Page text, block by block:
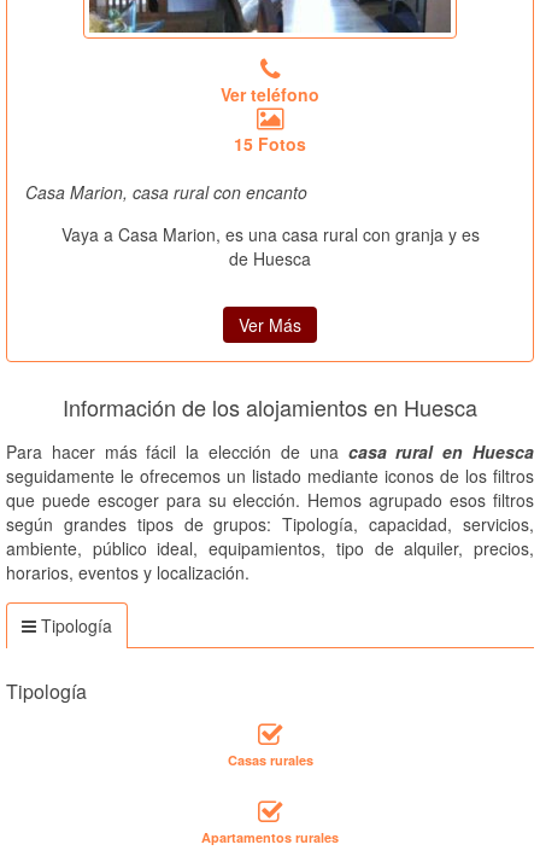
Ver teléfono
15 Fotos
Casa Marion, casa rural con encanto
Vaya a Casa Marion, es una casa rural con granja y es
de Huesca
Ver Más
Información de los alojamientos en Huesca
Para hacer más fácil la elección de una casa rural en Huesca
seguidamente le ofrecemos un listado mediante iconos de los filtros
que puede escoger para su elección. Hemos agrupado esos filtros
según grandes tipos de grupos: Tipología, capacidad, servicios,
ambiente, público ideal, equipamientos, tipo de alquiler, precios,
horarios, eventos y localización.
Tipología
Tipología
Casas rurales
Apartamentos rurales